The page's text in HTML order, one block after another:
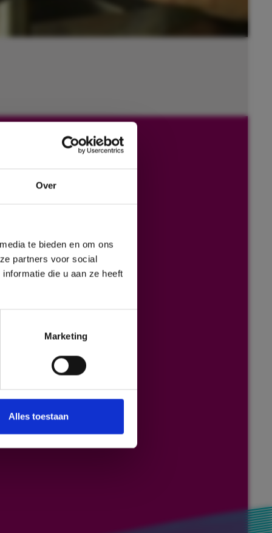
Over
te bieden en om ons
partners voor social
die u aan ze heeft
Marketing
Alles toestaan